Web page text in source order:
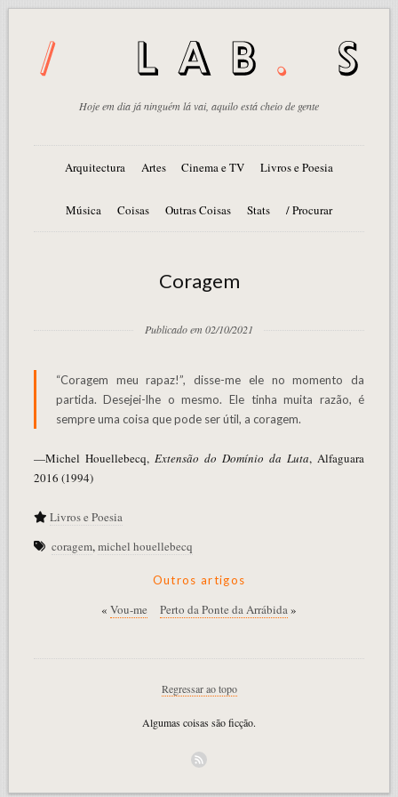
Hoje em dia já ninguém lá vai, aquilo está cheio de gente
Arquitectura Artes Cinema e TV Livros e Poesia
Música Coisas Outras Coisas Stats / Procurar
Coragem
Publicado em 02/10/2021
“Coragem meu rapaz!”, disse-me ele no momento da
partida. Desejei-lhe o mesmo. Ele tinha muita razão, é
sempre uma coisa que pode ser útil, a coragem.
—Michel Houellebecq, Extensão do Domínio da Luta, Alfaguara
2016 (1994)
Livros e Poesia
coragem,michel houellebecq
Outros artigos
« Vou-me Perto da Ponte da Arrábida»
Regressar ao topo
Algumas coisas são ficção.